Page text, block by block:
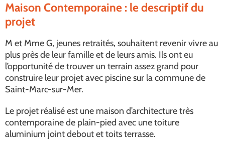
Maison Contemporaine : le descriptif du
projet
M et Mme G, jeunes retraités, souhaitent revenir vivre au
plus près de leur famille et de leurs amis. Ils ont eu
l’opportunité de trouver un terrain assez grand pour
construire leur projet avec piscine sur la commune de
Saint-Marc-sur-Mer.
Le projet réalisé est une maison d’architecture très
contemporaine de plain-pied avec une toiture
aluminium joint debout et toits terrasse.